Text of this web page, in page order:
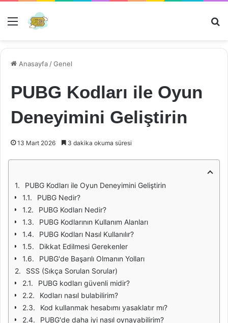
Menü
Anasayfa /Genel
PUBG Kodları ile Oyun
Deneyimini Geliştirin
13 Mart 2026 3 dakika okuma süresi
PUBG Kodları ile Oyun Deneyimini Geliştirin
PUBG Nedir?
PUBG Kodları Nedir?
PUBG Kodlarının Kullanım Alanları
PUBG Kodları Nasıl Kullanılır?
Dikkat Edilmesi Gerekenler
PUBG'de Başarılı Olmanın Yolları
SSS (Sıkça Sorulan Sorular)
PUBG kodları güvenli midir?
Kodları nasıl bulabilirim?
Kod kullanmak hesabımı yasaklatır mı?
PUBG'de daha iyi nasıl oynayabilirim?